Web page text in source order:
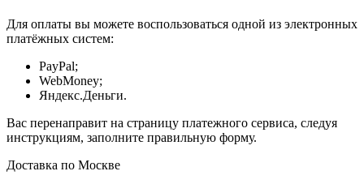
Для оплаты вы можете воспользоваться одной из электронных
платёжных систем:
PayPal;
WebMoney;
Яндекс.Деньги.
Вас перенаправит на страницу платежного сервиса, следуя
инструкциям, заполните правильную форму.
Доставка по Москве